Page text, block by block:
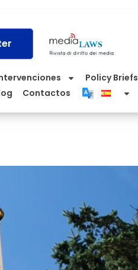
Policy Briefs
Contactos